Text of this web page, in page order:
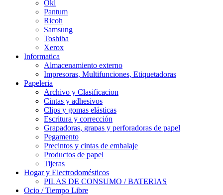
Oki
Pantum
Ricoh
Samsung
Toshiba
Xerox
Informatica
Almacenamiento externo
Impresoras, Multifunciones, Etiquetadoras
Papeleria
Archivo y Clasificacion
Cintas y adhesivos
Clips y gomas elásticas
Escritura y corrección
Grapadoras, grapas y perforadoras de papel
Pegamento
Precintos y cintas de embalaje
Productos de papel
Tijeras
Hogar y Electrodomésticos
PILAS DE CONSUMO / BATERIAS
Ocio / Tiempo Libre